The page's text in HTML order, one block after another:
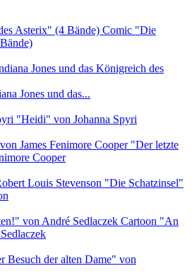
Comic "Die
Jones und das...
"Heidi" von Johanna Spyri
"Der letzte
Cooper
"Die Schatzinsel"
Cartoon "An